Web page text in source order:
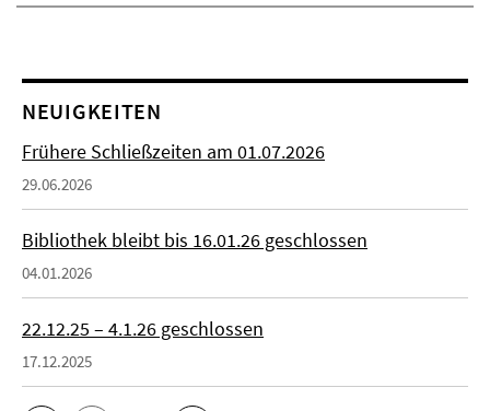
NEUIGKEITEN
Frühere Schließzeiten am 01.07.2026
29.06.2026
Bibliothek bleibt bis 16.01.26 geschlossen
04.01.2026
22.12.25 – 4.1.26 geschlossen
17.12.2025